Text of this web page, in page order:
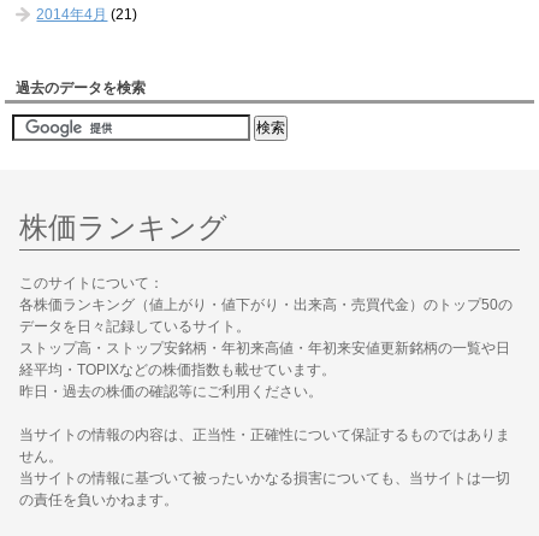
2014年4月 (21)
過去のデータを検索
株価ランキング
このサイトについて：
各株価ランキング（値上がり・値下がり・出来高・売買代金）のトップ50の
データを日々記録しているサイト。
ストップ高・ストップ安銘柄・年初来高値・年初来安値更新銘柄の一覧や日
経平均・TOPIXなどの株価指数も載せています。
昨日・過去の株価の確認等にご利用ください。
当サイトの情報の内容は、正当性・正確性について保証するものではありま
せん。
当サイトの情報に基づいて被ったいかなる損害についても、当サイトは一切
の責任を負いかねます。